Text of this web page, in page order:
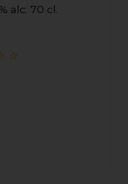
alc. 70 cl.